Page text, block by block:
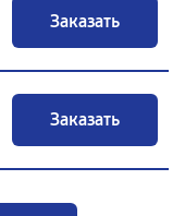
Заказать
Заказать